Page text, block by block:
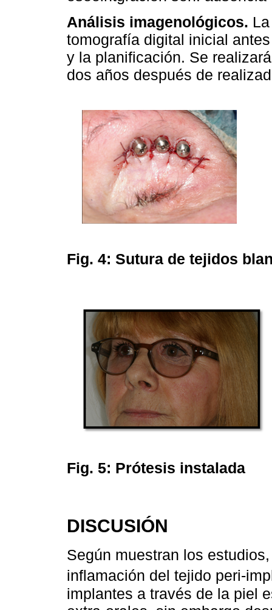
Análisis imagenológicos.
tomografía digital inicial
y la planificación. Se
dos años después de
Fig. 4: Sutura de tejidos
Fig. 5: Prótesis instalada
DISCUSIÓN
Según muestran los
inflamación del tejido peri-
implantes a través de la piel